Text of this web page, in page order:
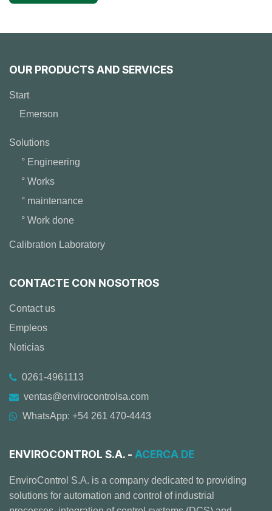
OUR PRODUCTS AND SERVICES
Start
Emerson
Solutions
° Engineering
° Works
° maintenance
° Work done
Calibration Laboratory
CONTACTE CON NOSOTROS
Contact us
Empleos
Noticias
0261-4961113
ventas@envirocontrolsa.com
WhatsApp: +54 261 470-4443
ENVIROCONTROL S.A. - ACERCA DE
EnviroControl S.A. is a company dedicated to providing
solutions for automation and control of industrial